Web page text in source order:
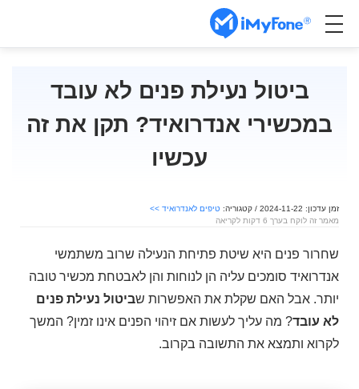
ביטול נעילת פנים לא עובד
במכשירי אנדרואיד? תקן את זה
עכשיו
זמן עדכון: 2024-11-22 / קטגוריה:
טיפים לאנדרואיד >>
מאמר זה לוקח בערך 6 דקות לקריאה
שחרור פנים היא שיטת פתיחת הנעילה שרוב משתמשי
אנדרואיד סומכים עליה הן לנוחות והן לאבטחת מכשיר טובה
יותר. אבל האם שקלת את האפשרות שביטול נעילת פנים
לא עובד? מה עליך לעשות אם זיהוי הפנים אינו זמין? המשך
לקרוא ותמצא את התשובה בקרוב.